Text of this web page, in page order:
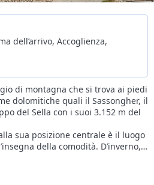
di montagna che si trova ai piedi
dolomitiche quali il Sassongher, il
del Sella con i suoi 3.152 m del
sua posizione centrale è il luogo
della comodità. D’inverno,
direttamente
il famoso anello della
dell’arrivo, Accoglienza,